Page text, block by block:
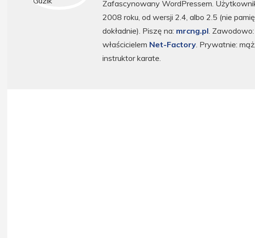
Zafascynowany WordPressem.
2008 roku, od wersji 2.4, albo 2.5 (nie
dokładnie). Piszę na: mrcng.pl.
właścicielem Net-Factory. Prywatnie:
instruktor karate.